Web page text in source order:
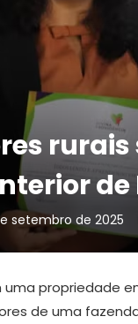
setembro de 2025
uma propriedade
de uma